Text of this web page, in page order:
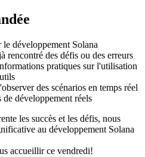
le développement Solana
rencontré des défis ou des erreurs
pratiques sur l'utilisation
des scénarios en temps réel
développement réels
les succès et les défis, nous
au développement Solana
accueillir ce vendredi!